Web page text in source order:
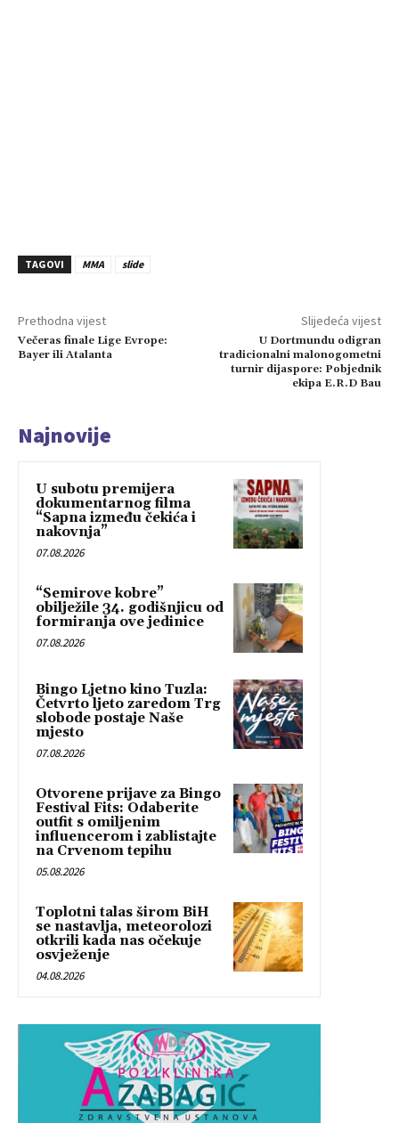
TAGOVI MMA slide
Prethodna vijest
Večeras finale Lige Evrope:
Bayer ili Atalanta
Slijedeća vijest
U Dortmundu odigran
tradicionalni malonogometni
turnir dijaspore: Pobjednik
ekipa E.R.D Bau
Najnovije
U subotu premijera
dokumentarnog filma
“Sapna između čekića i
nakovnja”
07.08.2026
“Semirove kobre”
obilježile 34. godišnjicu od
formiranja ove jedinice
07.08.2026
Bingo Ljetno kino Tuzla:
Četvrto ljeto zaredom Trg
slobode postaje Naše
mjesto
07.08.2026
Otvorene prijave za Bingo
Festival Fits: Odaberite
outfit s omiljenim
influencerom i zablistajte
na Crvenom tepihu
05.08.2026
Toplotni talas širom BiH
se nastavlja, meteorolozi
otkrili kada nas očekuje
osvježenje
04.08.2026